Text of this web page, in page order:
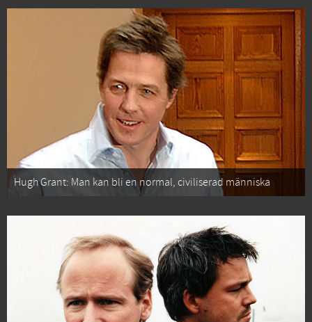
Hugh Grant: Man kan bli en normal, civiliserad människa